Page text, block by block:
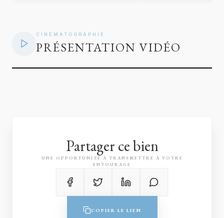
CINÉMATOGRAPHIE
PRÉSENTATION VIDÉO
Partager ce bien
UNE OPPORTUNITÉ À TRANSMETTRE À VOTRE
ENTOURAGE
COPIER LE LIEN